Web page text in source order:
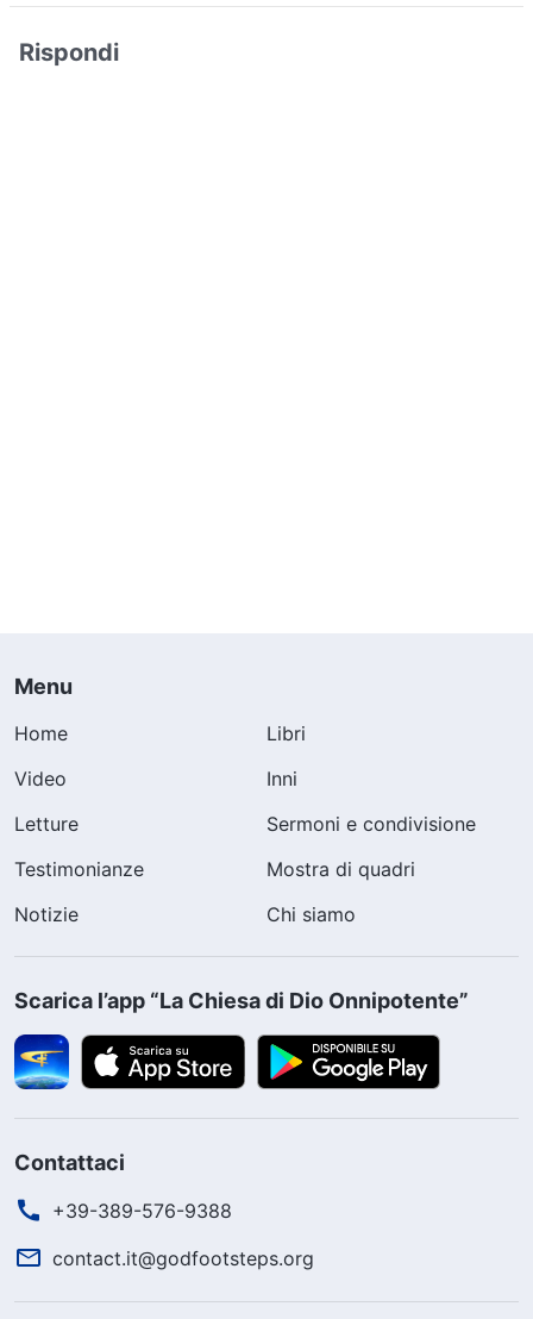
Rispondi
Menu
Home
Libri
Video
Inni
Letture
Sermoni e condivisione
Testimonianze
Mostra di quadri
Notizie
Chi siamo
Scarica l’app “La Chiesa di Dio Onnipotente”
Contattaci
+39-389-576-9388
contact.it@godfootsteps.org